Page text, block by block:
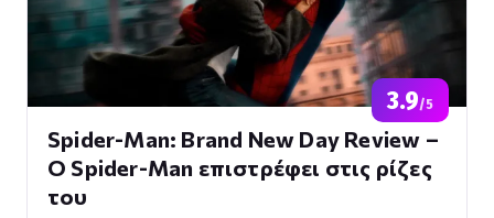
3.9/5
Spider-Man: Brand New Day Review –
Ο Spider-Man επιστρέφει στις ρίζες
του